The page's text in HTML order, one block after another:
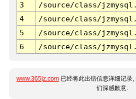
3 /source/class/
4
/source/class/
5
/source/class/
6
/source/class/
www.365jz.com 已经将此出错信息详细记录
们深感歉意.